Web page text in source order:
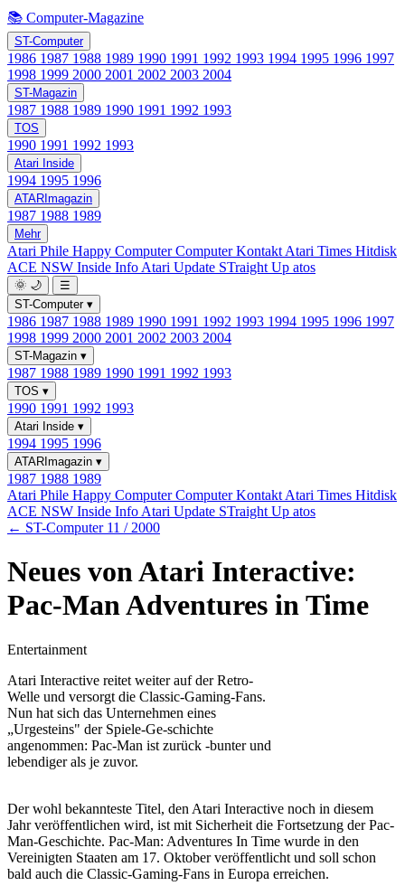
📚 Computer-Magazine
ST-Computer
1986 1987 1988 1989 1990 1991 1992 1993 1994 1995 1996 1997
1998 1999 2000 2001 2002 2003 2004
ST-Magazin
1987 1988 1989 1990 1991 1992 1993
TOS
1990 1991 1992 1993
Atari Inside
1994 1995 1996
ATARImagazin
1987 1988 1989
Mehr
Atari Phile Happy ComputerComputer Kontakt Atari Times Hitdisk
ACE NSW Inside Info Atari Update STraight Up atos
🌞 🌙
☰
ST-Computer ▾
1986 1987 1988 1989 1990 1991 1992 1993 1994 1995 1996 1997
1998 1999 2000 2001 2002 2003 2004
ST-Magazin ▾
1987 1988 1989 1990 1991 1992 1993
TOS ▾
1990 1991 1992 1993
Atari Inside ▾
1994 1995 1996
ATARImagazin ▾
1987 1988 1989
Atari Phile Happy ComputerComputer Kontakt Atari Times Hitdisk
ACE NSW Inside Info Atari Update STraight Up atos
← ST-Computer 11 / 2000
Neues von Atari Interactive:
Pac-Man Adventures in Time
Entertainment
Atari Interactive reitet weiter auf der Retro-
Welle und versorgt die Classic-Gaming-Fans.
Nun hat sich das Unternehmen eines
„Urgesteins" der Spiele-Ge-schichte
angenommen: Pac-Man ist zurück -bunter und
lebendiger als je zuvor.
Der wohl bekannteste Titel, den Atari Interactive noch in diesem
Jahr veröffentlichen wird, ist mit Sicherheit die Fortsetzung der Pac-
Man-Geschichte. Pac-Man: Adventures In Time wurde in den
Vereinigten Staaten am 17. Oktober veröffentlicht und soll schon
bald auch die Classic-Gaming-Fans in Europa erreichen.